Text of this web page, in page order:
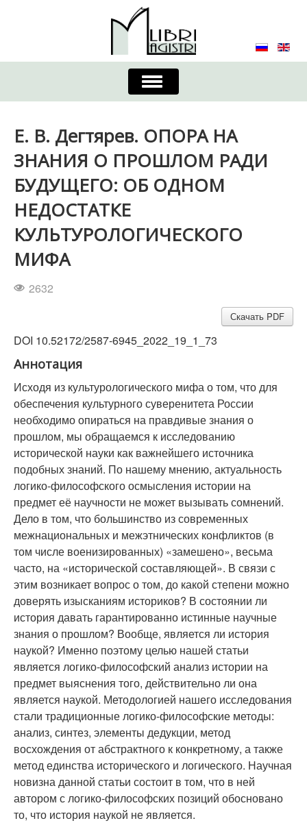
Включить/
выключить
навигацию
Журнал
Требования к оформлению
Порядок приема и публикации
Издательская этика
Е. В. Дегтярев. ОПОРА НА
ЗНАНИЯ О ПРОШЛОМ РАДИ
БУДУЩЕГО: ОБ ОДНОМ
НЕДОСТАТКЕ
КУЛЬТУРОЛОГИЧЕСКОГО
МИФА
2632
Скачать PDF
DOI 10.52172/2587-6945_2022_19_1_73
Аннотация
Исходя из культурологического мифа о том, что для
обеспечения культурного суверенитета России
необходимо опираться на правдивые знания о
прошлом, мы обращаемся к исследованию
исторической науки как важнейшего источника
подобных знаний. По нашему мнению, актуальность
логико-философского осмысления истории на
предмет её научности не может вызывать сомнений.
Дело в том, что большинство из современных
межнациональных и межэтнических конфликтов (в
том числе военизированных) «замешено», весьма
часто, на «исторической составляющей». В связи с
этим возникает вопрос о том, до какой степени можно
доверять изысканиям историков? В состоянии ли
история давать гарантированно истинные научные
знания о прошлом? Вообще, является ли история
наукой? Именно поэтому целью нашей статьи
является логико-философский анализ истории на
предмет выяснения того, действительно ли она
является наукой. Методологией нашего исследования
стали традиционные логико-философские методы:
анализ, синтез, элементы дедукции, метод
восхождения от абстрактного к конкретному, а также
метод единства исторического и логического. Научная
новизна данной статьи состоит в том, что в ней
автором с логико-философских позиций обосновано
то, что история наукой не является.